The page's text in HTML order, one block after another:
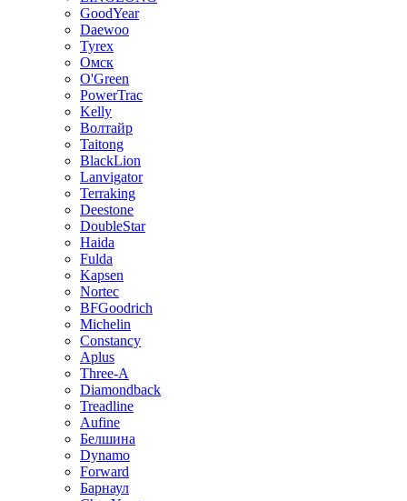
GoodYear
Daewoo
Tyrex
Омск
O'Green
PowerTrac
Kelly
Волтайр
Taitong
BlackLion
Lanvigator
Terraking
Deestone
DoubleStar
Haida
Fulda
Kapsen
Nortec
BFGoodrich
Michelin
Constancy
Aplus
Three-A
Diamondback
Treadline
Aufine
Белшина
Dynamo
Forward
Барнаул